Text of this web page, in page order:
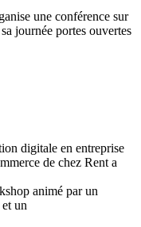
une conférence sur
journée portes ouvertes
digitale en entreprise
de chez Rent a
animé par un
un